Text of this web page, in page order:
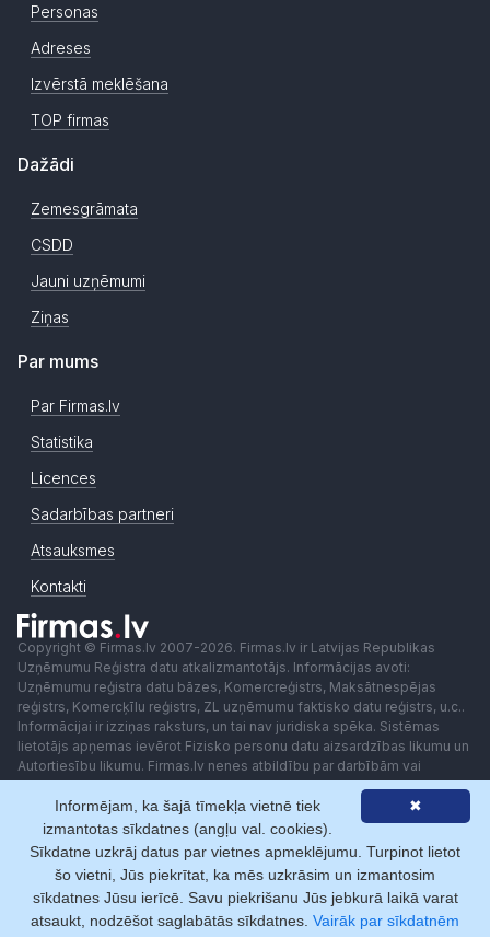
Personas
Adreses
Izvērstā meklēšana
TOP firmas
Dažādi
Zemesgrāmata
CSDD
Jauni uzņēmumi
Ziņas
Par mums
Par Firmas.lv
Statistika
Licences
Sadarbības partneri
Atsauksmes
Kontakti
Copyright © Firmas.lv 2007-2026. Firmas.lv ir Latvijas Republikas
Uzņēmumu Reģistra datu atkalizmantotājs. Informācijas avoti:
Uzņēmumu reģistra datu bāzes, Komercreģistrs, Maksātnespējas
reģistrs, Komercķīlu reģistrs, ZL uzņēmumu faktisko datu reģistrs, u.c..
Informācijai ir izziņas raksturs, un tai nav juridiska spēka. Sistēmas
lietotājs apņemas ievērot Fizisko personu datu aizsardzības likumu un
Autortiesību likumu. Firmas.lv nenes atbildību par darbībām vai
lēmumiem, kas balstīti uz saņemto pakalpojumu. Lietotājam aizliegts
izmantot jebkādas automatizētas sistēmas vai iekārtas (robotus)
piekļuvei sistēmai bez rakstiskas saskaņošanas ar Firmas.lv. Galvenā
redaktore: Ingūna Pempere.
Lietošanas noteikumi
Privātuma politika Norēķini ar
✖
Informējam, ka šajā tīmekļa vietnē tiek
izmantotas sīkdatnes (angļu val. cookies).
Sīkdatne uzkrāj datus par vietnes apmeklējumu. Turpinot lietot
šo vietni, Jūs piekrītat, ka mēs uzkrāsim un izmantosim
sīkdatnes Jūsu ierīcē. Savu piekrišanu Jūs jebkurā laikā varat
atsaukt, nodzēšot saglabātās sīkdatnes. Vairāk par sīkdatnēm